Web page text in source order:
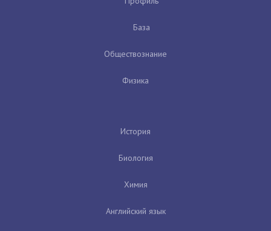
База
Обществознание
Физика
История
Биология
Химия
Английский язык